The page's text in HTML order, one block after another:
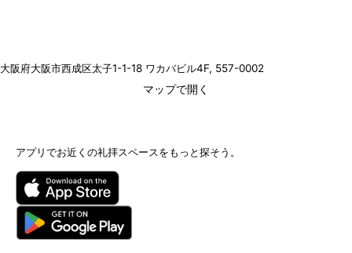
大阪府大阪市西成区太子1-1-18 ワカバビル4F, 557-0002
マップで開く
アプリでお近くの礼拝スペースをもっと探そう。